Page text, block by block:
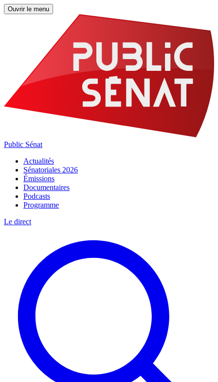
Ouvrir le menu
Public Sénat
Actualités
Sénatoriales 2026
Émissions
Documentaires
Podcasts
Programme
Le direct